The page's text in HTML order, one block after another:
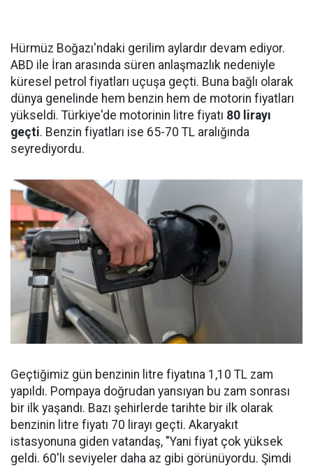
Hürmüz Boğazı'ndaki gerilim aylardır devam ediyor.
ABD ile İran arasında süren anlaşmazlık nedeniyle
küresel petrol fiyatları uçuşa geçti. Buna bağlı olarak
dünya genelinde hem benzin hem de motorin fiyatları
yükseldi. Türkiye'de motorinin litre fiyatı 80 lirayı
geçti. Benzin fiyatları ise 65-70 TL aralığında
seyrediyordu.
Geçtiğimiz gün benzinin litre fiyatına 1,10 TL zam
yapıldı. Pompaya doğrudan yansıyan bu zam sonrası
bir ilk yaşandı. Bazı şehirlerde tarihte bir ilk olarak
benzinin litre fiyatı 70 lirayı geçti. Akaryakıt
istasyonuna giden vatandaş, "Yani fiyat çok yüksek
geldi. 60'lı seviyeler daha az gibi görünüyordu. Şimdi